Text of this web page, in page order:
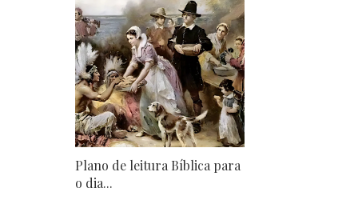
Plano de leitura Bíblica para
o dia...